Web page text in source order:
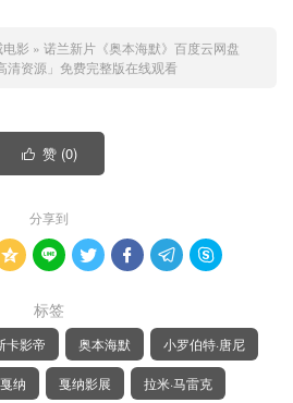
影 » 诺兰新片《奥本海默》百度云网盘
清资源」免费完整版在线观看
 赞 (0)
分享到
     
标签
卡影帝 奥本海默 小罗伯特·唐尼
戛纳 戛纳影展 拉米·马雷克